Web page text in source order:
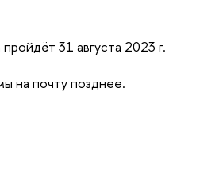
31 августа 2023 г.
на почту позднее.